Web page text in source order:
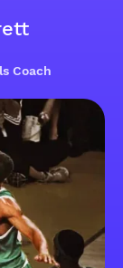
Coach